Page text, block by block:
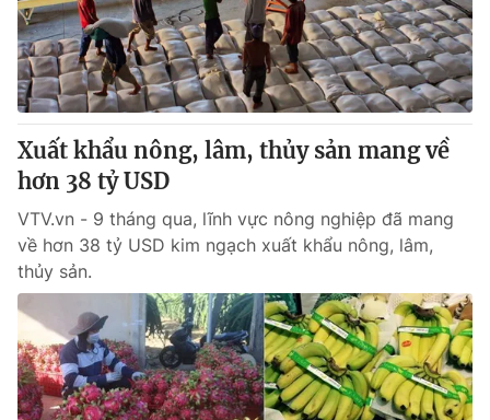
Xuất khẩu nông, lâm, thủy sản mang về
hơn 38 tỷ USD
VTV.vn - 9 tháng qua, lĩnh vực nông nghiệp đã mang
về hơn 38 tỷ USD kim ngạch xuất khẩu nông, lâm,
thủy sản.